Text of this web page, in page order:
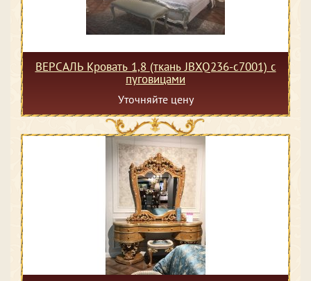
ВЕРСАЛЬ Кровать 1,8 (ткань JBXQ236-c7001) с
пуговицами
Уточняйте цену